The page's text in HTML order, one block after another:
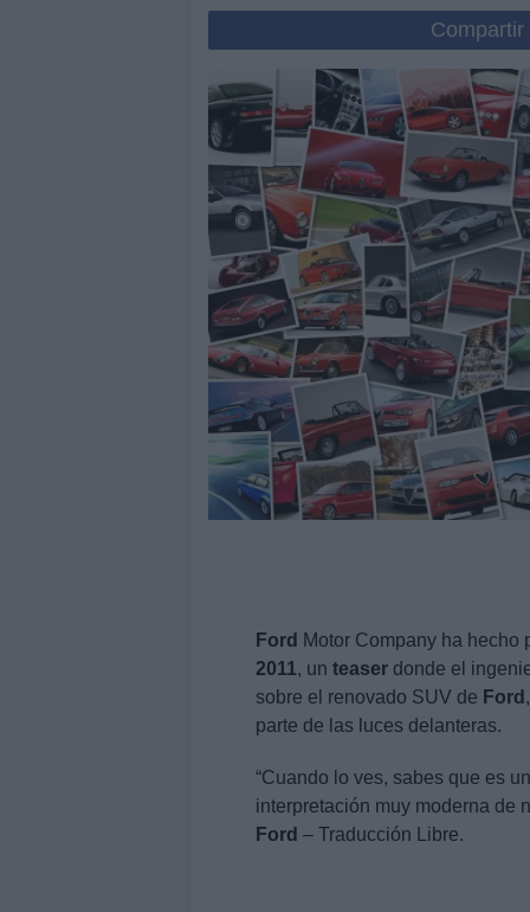
Ford Motor Company ha hecho
2011, un teaser donde el
sobre el renovado SUV de Ford
parte de las luces delanteras.
“Cuando lo ves, sabes que es un
interpretación muy moderna de
Ford – Traducción Libre.